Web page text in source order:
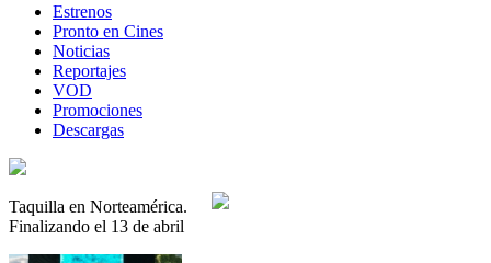
Estrenos
Pronto en Cines
Noticias
Reportajes
VOD
Promociones
Descargas
Taquilla en Norteamérica.
Finalizando el 13 de abril